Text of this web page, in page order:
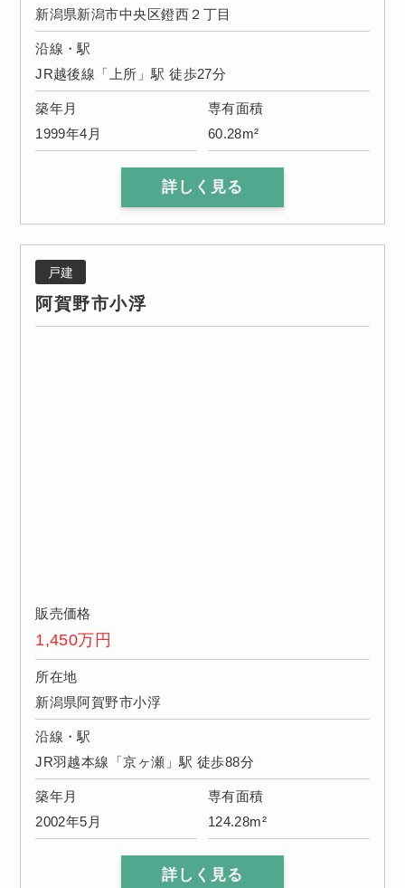
新潟県新潟市中央区鐙西２丁目
沿線・駅
JR越後線「上所」駅 徒歩27分
築年月
1999年4月
専有面積
60.28m²
詳しく見る
戸建
阿賀野市小浮
販売価格
1,450万円
所在地
新潟県阿賀野市小浮
沿線・駅
JR羽越本線「京ヶ瀬」駅 徒歩88分
築年月
2002年5月
専有面積
124.28m²
詳しく見る